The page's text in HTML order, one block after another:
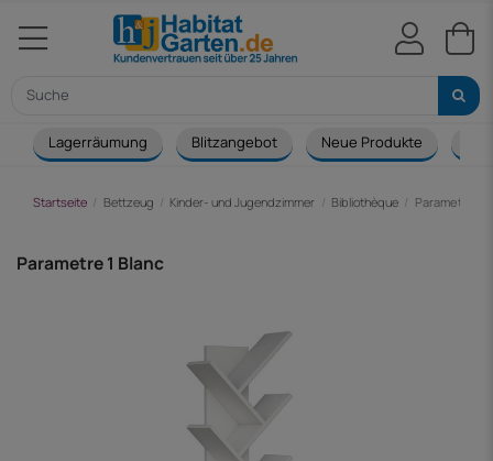
Lagerräumung Blitzangebot Neue Produkte
Startseite Bettzeug Kinder- und Jugendzimmer Bibliothèque Parametre 1
Parametre 1 Blanc